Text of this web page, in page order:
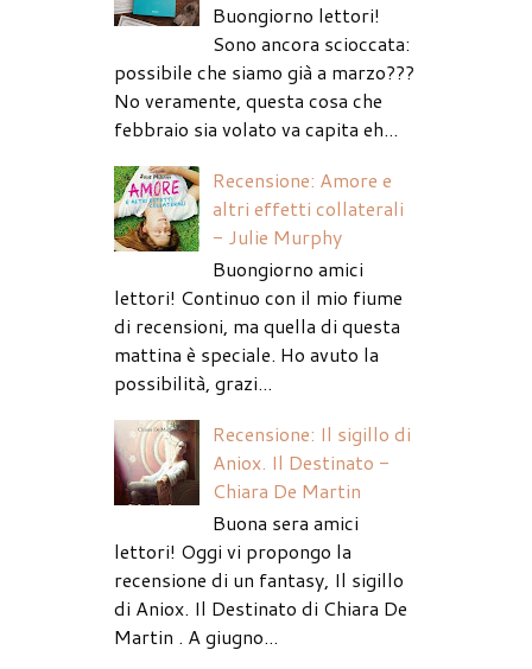
Buongiorno lettori!
Sono ancora scioccata:
possibile che siamo già a marzo???
No veramente, questa cosa che
febbraio sia volato va capita eh...
Recensione: Amore e
altri effetti collaterali
- Julie Murphy
Buongiorno amici
lettori! Continuo con il mio fiume
di recensioni, ma quella di questa
mattina è speciale. Ho avuto la
possibilità, grazi...
Recensione: Il sigillo di
Aniox. Il Destinato -
Chiara De Martin
Buona sera amici
lettori! Oggi vi propongo la
recensione di un fantasy, Il sigillo
di Aniox. Il Destinato di Chiara De
Martin . A giugno...